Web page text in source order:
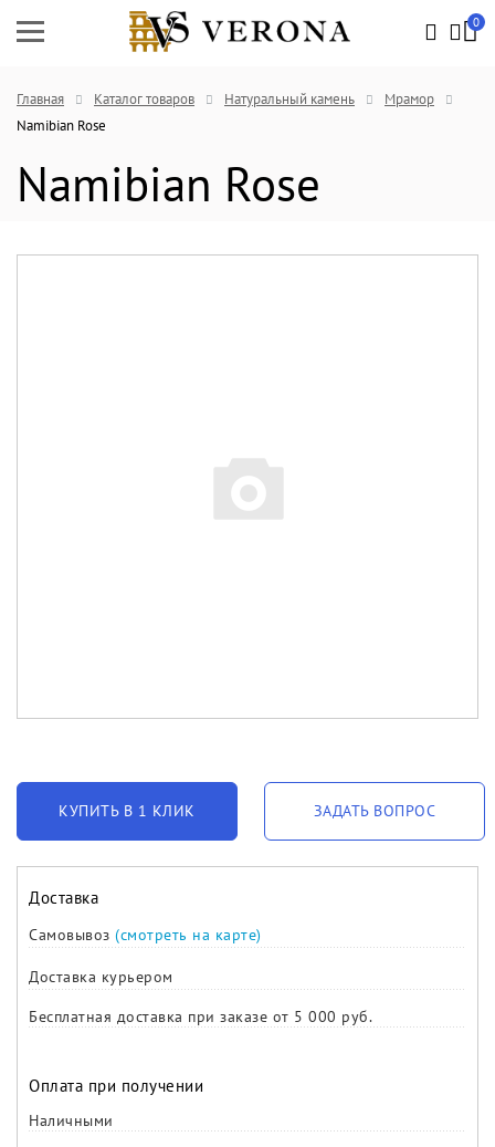
0
Главная Каталог товаров Натуральный камень
Мрамор
Namibian Rose
Namibian Rose
КУПИТЬ В 1 КЛИК ЗАДАТЬ ВОПРОС
Доставка
Самовывоз (смотреть на карте)
Доставка курьером
Бесплатная доставка при заказе от 5 000 руб.
Оплата при получении
Наличными